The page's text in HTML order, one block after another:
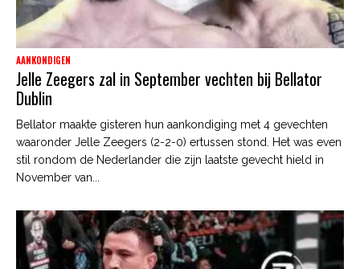
AANKONDIGEN
Jelle Zeegers zal in September vechten bij Bellator
Dublin
Bellator maakte gisteren hun aankondiging met 4 gevechten
waaronder Jelle Zeegers (2-2-0) ertussen stond. Het was even
stil rondom de Nederlander die zijn laatste gevecht hield in
November van...